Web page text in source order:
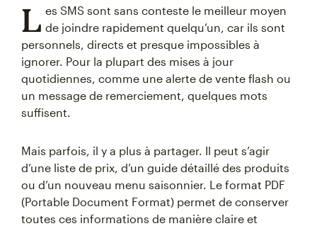
L es SMS sont sans conteste le meilleur moyen
de joindre rapidement quelqu’un, car ils sont
personnels, directs et presque impossibles à
ignorer. Pour la plupart des mises à jour
quotidiennes, comme une alerte de vente flash ou
un message de remerciement, quelques mots
suffisent.
Mais parfois, il y a plus à partager. Il peut s’agir
d’une liste de prix, d’un guide détaillé des produits
ou d’un nouveau menu saisonnier. Le format PDF
(Portable Document Format) permet de conserver
toutes ces informations de manière claire et